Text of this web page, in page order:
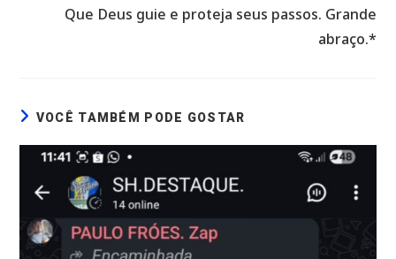
Que Deus guie e proteja seus passos. Grande
abraço.*
VOCÊ TAMBÉM PODE GOSTAR